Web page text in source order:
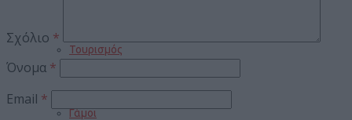
Τουρισμός
Γάμοι
Σχόλιο *
Όνομα *
Email *